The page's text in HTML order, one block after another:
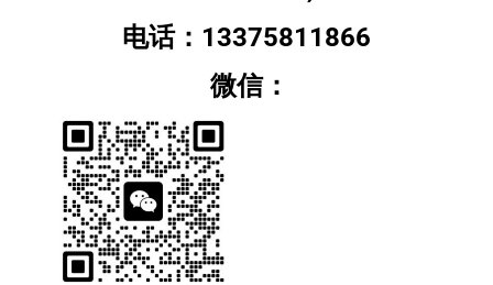
电话：13375811866
微信：